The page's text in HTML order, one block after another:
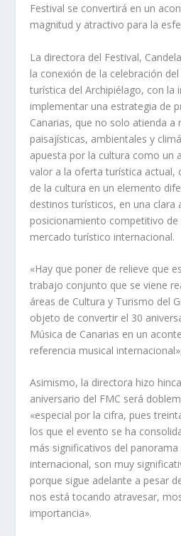
Festival se convertirá en un
magnitud y atractivo para la
La directora del Festival,
la conexión de la celebración
turística del Archipiélago, con la
implementar una estrategia de
Canarias, que no solo atienda a
paisajísticas, ambientales y
apuesta por la cultura como un
valor a la oferta turística actual,
de la cultura en un elemento
destinos turísticos, en una clara
posicionamiento competitivo de
mercado turístico internacional.
«Hay que poner de relieve que
trabajo conjunto que se viene
áreas de Cultura y Turismo del
objeto de convertir el 30
Música de Canarias en un
referencia musical
Asimismo, la directora hizo
aniversario del FMC será
«especial por la cifra, pues
los que el evento se ha
más significativos del
internacional, son muy
porque sigue adelante a pesar
nos está tocando atravesar,
importancia».